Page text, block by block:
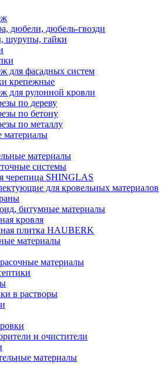
дюбели, дюбель-гвозди
шурупы, гайки
для фасадных систем
крепежные
для рулонной кровли
по дереву
по бетону
по металлу
материалы
материалы
системы
черепица SHINGLAS
для кровельных материалов
битумные материалы
кровля
плитка HAUBERK
материалы
материалы
в растворы
и очистители
материалы